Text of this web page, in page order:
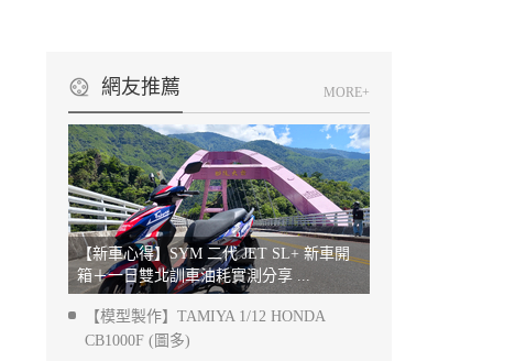
網友推薦 MORE+
【新車心得】SYM 二代 JET SL+ 新車開
箱＋一日雙北訓車油耗實測分享 ...
【模型製作】TAMIYA 1/12 HONDA
CB1000F (圖多)